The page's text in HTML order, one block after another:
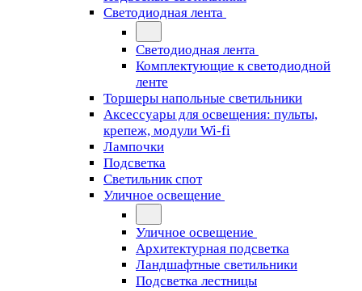
Светодиодная лента
Светодиодная лента
Комплектующие к светодиодной
ленте
Торшеры напольные светильники
Аксессуары для освещения: пульты,
крепеж, модули Wi-fi
Лампочки
Подсветка
Светильник спот
Уличное освещение
Уличное освещение
Архитектурная подсветка
Ландшафтные светильники
Подсветка лестницы